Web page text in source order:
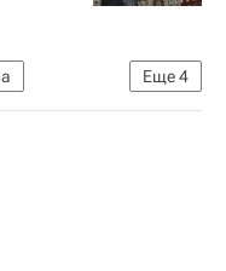
Еще4